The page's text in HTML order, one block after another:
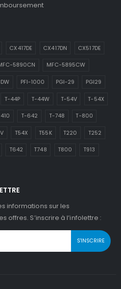
CX417DE CX417DN CX517DE
5890CN MFC-5895CW
PFI-1000 PGI-29 PGI29
T-44P T-44W T-54V T-54X
T-642 T-748 T-800
T54X T55K T220 T252
T642 T748 T800 T913
informations sur les
offres. S’inscrire à l’infolettre :